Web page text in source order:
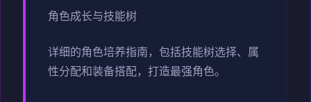
角色成长与技能树
详细的角色培养指南，包括技能树选择、属
性分配和装备搭配，打造最强角色。